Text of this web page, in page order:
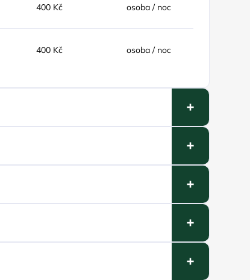
400 Kč osoba / noc
400 Kč osoba / noc